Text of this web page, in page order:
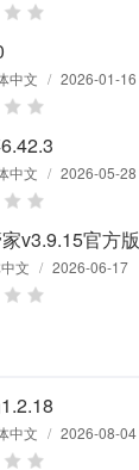
中文 / 2026-01-16
中文 / 2026-05-28
v3.9.15官方版
文 / 2026-06-17
中文 / 2026-08-04